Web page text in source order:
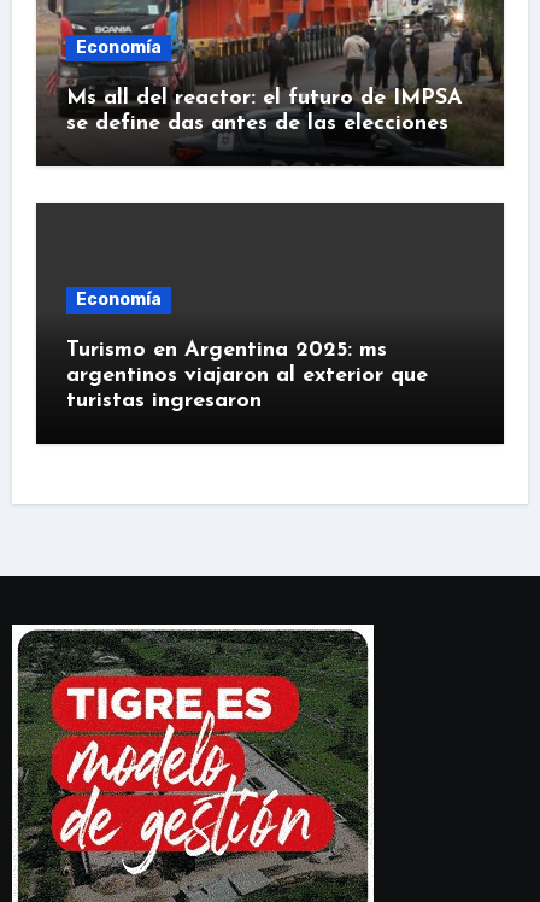
Economía
Ms all del reactor: el futuro de IMPSA
se define das antes de las elecciones
Economía
Turismo en Argentina 2025: ms
argentinos viajaron al exterior que
turistas ingresaron